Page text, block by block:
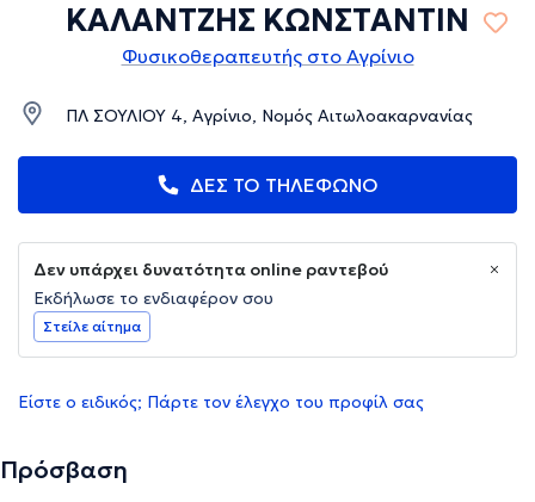
ΚΑΛΑΝΤΖΗΣ ΚΩΝΣΤΑΝΤΙΝ
Φυσικοθεραπευτής στο Αγρίνιο
ΠΛ ΣΟΥΛΙΟΥ 4, Αγρίνιο, Νομός Αιτωλοακαρνανίας
ΔΕΣ ΤΟ ΤΗΛΕΦΩΝΟ
Δεν υπάρχει δυνατότητα online ραντεβού
Εκδήλωσε το ενδιαφέρον σου
Στείλε αίτημα
Είστε ο ειδικός; Πάρτε τον έλεγχο του προφίλ σας
Πρόσβαση